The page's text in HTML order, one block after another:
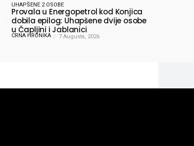
UHAPŠENE 2 OSOBE
Provala u Energopetrol kod Konjica
dobila epilog: Uhapšene dvije osobe
u Čapljini i Jablanici
CRNA HRONIKA 7 Augusta, 2026